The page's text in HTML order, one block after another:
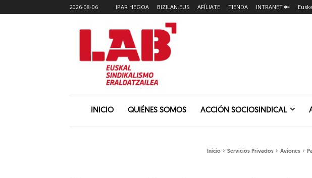
2026-08-06 IPAR HEGOA BIZILAN.EUS AFÍLIATE TIENDA INTRANET 🔑
INICIO QUIÉNES SOMOS ACCIÓN SOCIOSINDICAL
Inicio Servicios Privados Aviones